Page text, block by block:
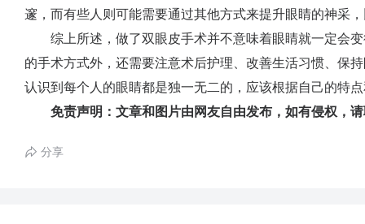
邃，而有些人则可能需要通过其他方式来提升眼睛的神采
综上所述，做了双眼皮手术并不意味着眼睛就一定会变
的手术方式外，还需要注意术后护理、改善生活习惯、保
认识到每个人的眼睛都是独一无二的，应该根据自己的特
免责声明：文章和图片由网友自由发布，如有侵权，请
分享